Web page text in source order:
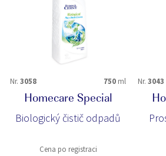
Nr. 3058 750 ml
Homecare Special
Biologický čistič odpadů
Cena po registraci
Nr. 3043